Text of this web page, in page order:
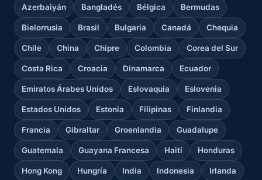
Azerbaiyán Bangladés Bélgica Bermudas
Bielorrusia Brasil Bulgaria Canadá Chequia
Chile China Chipre Colombia Corea del Sur
Costa Rica Croacia Dinamarca Ecuador
Emiratos Árabes Unidos Eslovaquia Eslovenia
Estados Unidos Estonia Filipinas Finlandia
Francia Gibraltar Groenlandia Guadalupe
Guatemala Guayana Francesa Haití Honduras
Hong Kong Hungría India Indonesia Irlanda